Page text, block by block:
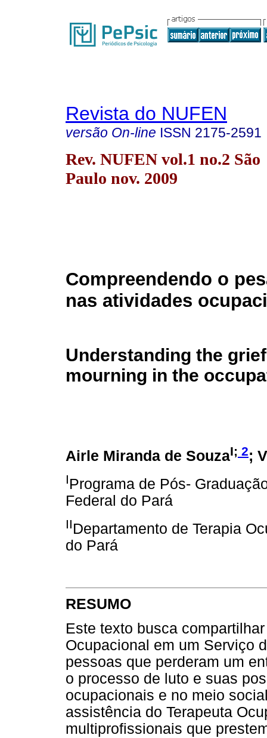
Revista do NUFEN
versão On-line ISSN 2175-2591
Rev. NUFEN vol.1 no.2 São
Paulo nov. 2009
Compreendendo o
nas atividades
Understanding the
mourning in the
Airle Miranda de SouzaI; 2;
IPrograma de Pós-
Federal do Pará
IIDepartamento de Terapia
do Pará
RESUMO
Este texto busca
Ocupacional em um Serviço
pessoas que perderam um
o processo de luto e suas
ocupacionais e no meio
assistência do Terapeuta
multiprofissionais que